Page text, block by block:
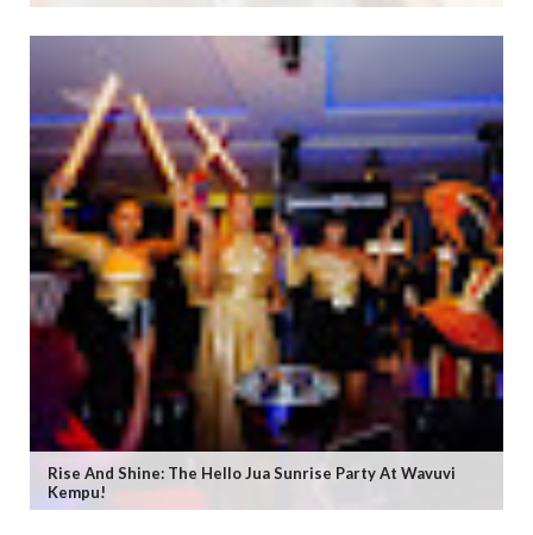
Rise And Shine: The Hello Jua Sunrise Party At Wavuvi
Kempu!